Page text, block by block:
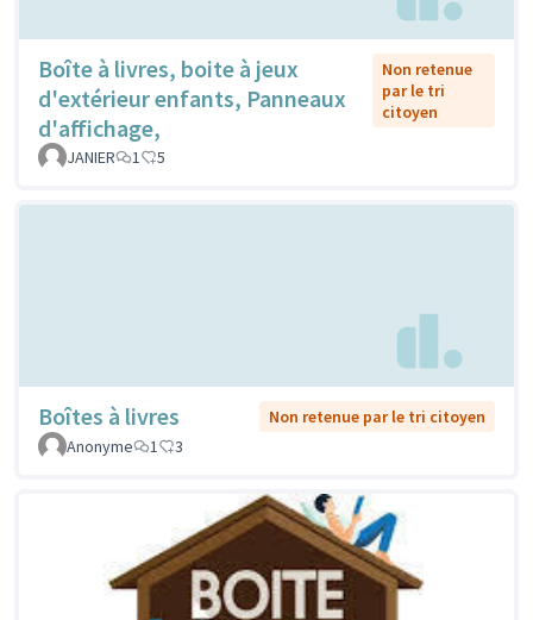
Boîte à livres, boite à jeux
d'extérieur enfants, Panneaux
d'affichage,
Non retenue
par le tri
citoyen
JANIER 1 5
Boîtes à livres
Non retenue par le tri citoyen
Anonyme
1 3